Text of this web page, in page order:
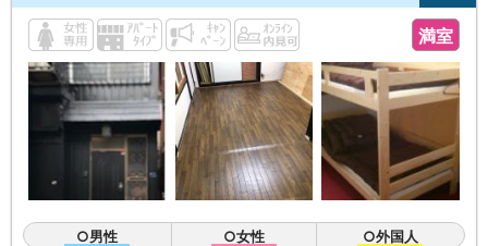
満室
○男性 ○女性 ○外国人